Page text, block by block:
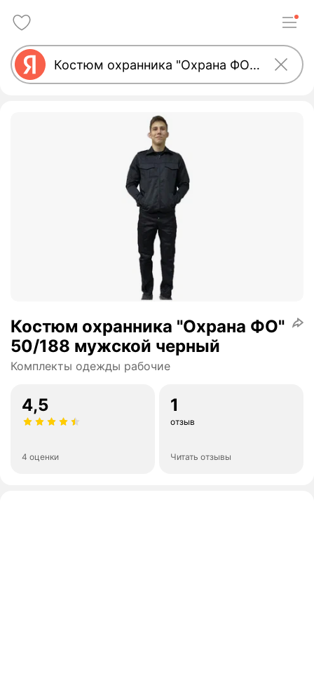
Костюм охранника "Охрана ФО"
50/188 мужской черный
Комплекты одежды рабочие
4,5
4 оценки
1
отзыв
Читать отзывы